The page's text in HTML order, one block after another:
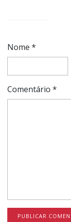
Nome *
Comentário *